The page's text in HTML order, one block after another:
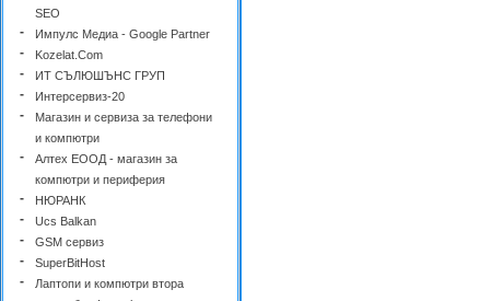
SEO
- Импулс Медиа - Google Partner
- Kozelat.Com
- ИТ СЪЛЮШЪНС ГРУП
- Интерсервиз-20
-
Магазин и сервиза за телефони
и компютри
-
Алтех ЕООД - магазин за
компютри и периферия
- НЮРАНК
- Ucs Balkan
- GSM сервиз
- SuperBitHost
-
Лаптопи и компютри втора